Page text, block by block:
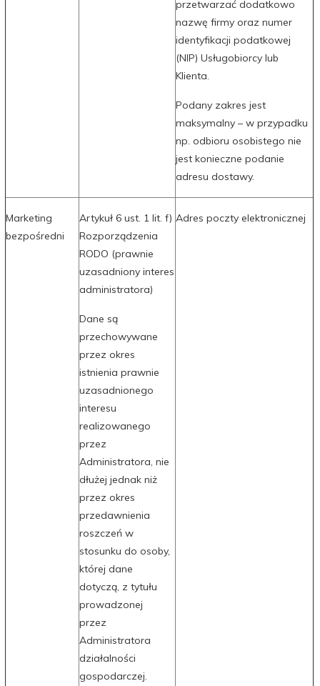
przetwarzać dodatkowo
nazwę firmy oraz numer
identyfikacji podatkowej
(NIP) Usługobiorcy lub
Klienta.
Podany zakres jest
maksymalny – w przypadku
np. odbioru osobistego nie
jest konieczne podanie
adresu dostawy.
Marketing
bezpośredni
Artykuł 6 ust. 1 lit. f)
Rozporządzenia
RODO (prawnie
uzasadniony interes
administratora)
Dane są
przechowywane
przez okres
istnienia prawnie
uzasadnionego
interesu
realizowanego
przez
Administratora, nie
dłużej jednak niż
przez okres
przedawnienia
roszczeń w
stosunku do osoby,
której dane
dotyczą, z tytułu
prowadzonej
przez
Administratora
działalności
gospodarczej.
Adres poczty elektronicznej